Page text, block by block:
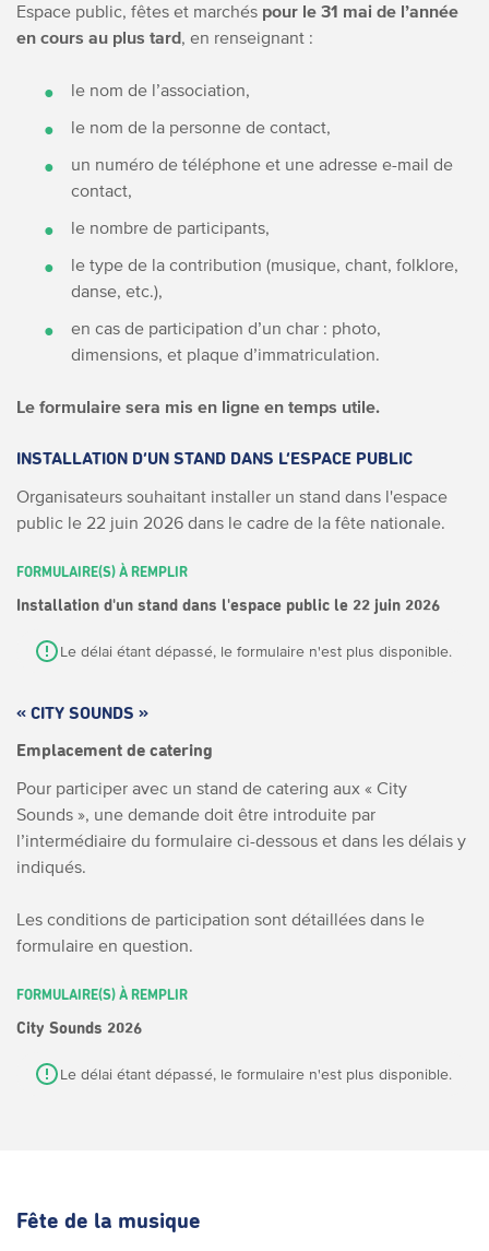
Espace public, fêtes et marchés pour le 31 mai de l’année
en cours au plus tard, en renseignant :
le nom de l’association,
le nom de la personne de contact,
un numéro de téléphone et une adresse e-mail de
contact,
le nombre de participants,
le type de la contribution (musique, chant, folklore,
danse, etc.),
en cas de participation d’un char : photo,
dimensions, et plaque d’immatriculation.
Le formulaire sera mis en ligne en temps utile.
INSTALLATION D’UN STAND DANS L’ESPACE PUBLIC
Organisateurs souhaitant installer un stand dans l'espace
public le 22 juin 2026 dans le cadre de la fête nationale.
FORMULAIRE(S) À REMPLIR
Installation d'un stand dans l'espace public le 22 juin 2026
Le délai étant dépassé, le formulaire n'est plus disponible.
« CITY SOUNDS »
Emplacement de catering
Pour participer avec un stand de catering aux « City
Sounds », une demande doit être introduite par
l’intermédiaire du formulaire ci-dessous et dans les délais y
indiqués.
Les conditions de participation sont détaillées dans le
formulaire en question.
FORMULAIRE(S) À REMPLIR
City Sounds 2026
Le délai étant dépassé, le formulaire n'est plus disponible.
Fête de la musique